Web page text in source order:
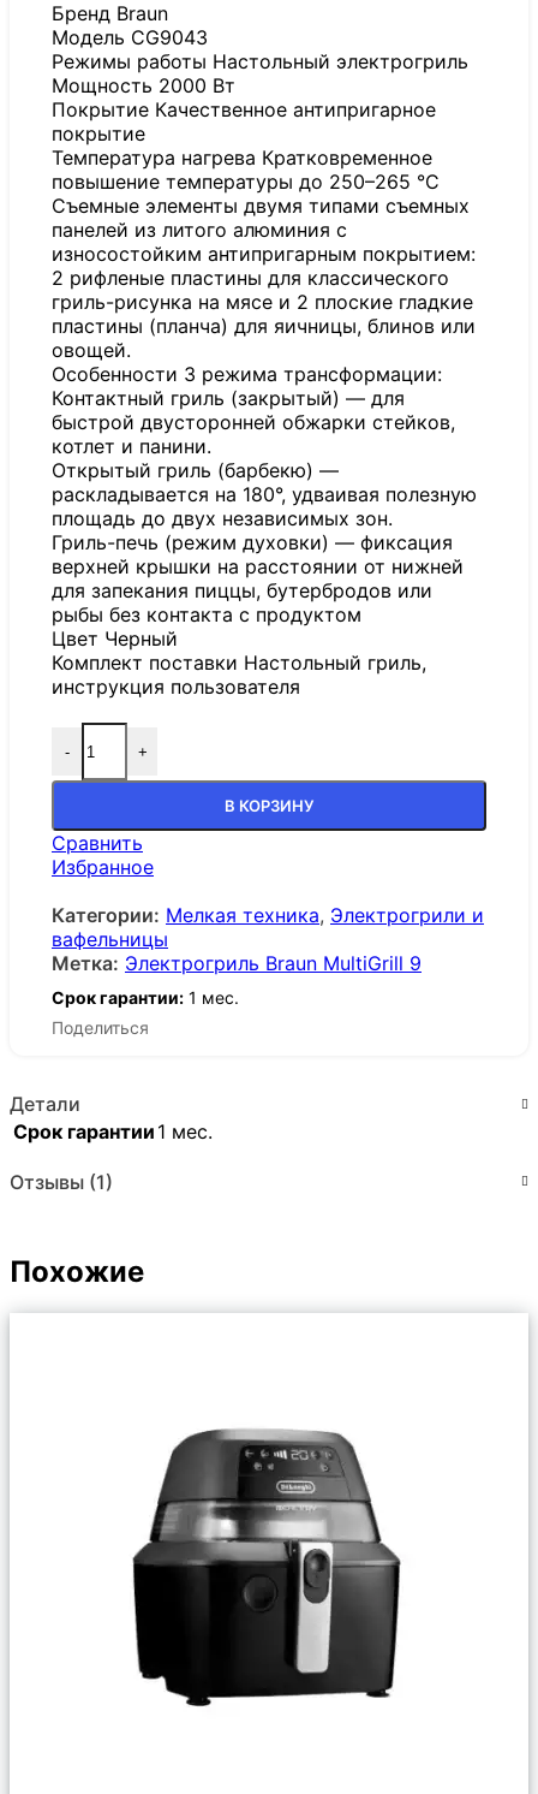
Бренд Braun
Модель CG9043
Режимы работы Настольный электрогриль
Мощность 2000 Вт
Покрытие Качественное антипригарное
покрытие
Температура нагрева Кратковременное
повышение температуры до 250–265 °C
Съемные элементы двумя типами съемных
панелей из литого алюминия с
износостойким антипригарным покрытием:
2 рифленые пластины для классического
гриль-рисунка на мясе и 2 плоские гладкие
пластины (планча) для яичницы, блинов или
овощей.
Особенности 3 режима трансформации:
Контактный гриль (закрытый) — для
быстрой двусторонней обжарки стейков,
котлет и панини.
Открытый гриль (барбекю) —
раскладывается на 180°, удваивая полезную
площадь до двух независимых зон.
Гриль-печь (режим духовки) — фиксация
верхней крышки на расстоянии от нижней
для запекания пиццы, бутербродов или
рыбы без контакта с продуктом
Цвет Черный
Комплект поставки Настольный гриль,
инструкция пользователя
- +
В КОРЗИНУ
Сравнить
Избранное
Категории: Мелкая техника, Электрогрили и
вафельницы
Метка: Электрогриль Braun MultiGrill 9
Срок гарантии: 1 мес.
Поделиться
Детали
Срок гарантии 1 мес.
Отзывы (1)
Похожие